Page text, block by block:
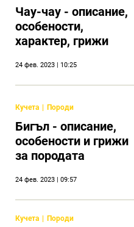
Чау-чау - описание,
особености,
характер, грижи
24 фев. 2023 | 10:25
Кучета Породи
Бигъл - описание,
особености и грижи
за породата
24 фев. 2023 | 09:57
Кучета Породи